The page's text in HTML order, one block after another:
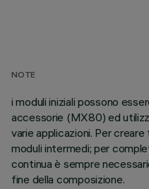
NOTE
i moduli iniziali possono
accessorie (MX80) ed
varie applicazioni. Per
moduli intermedi; per
continua è sempre
fine della composizione.